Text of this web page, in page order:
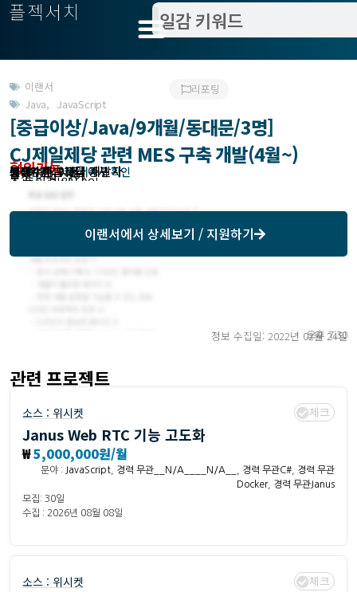
플젝서치
이랜서
Java, JavaScript
리포팅
[중급이상/Java/9개월/동대문/3명]
CJ제일제당 관련 MES 구축 개발(4월~)
협의가능
작업방식 : 이랜서에서 확인
모집기한 : 이랜서에서 확인
예상기간 : 9개월
고객위치 : 서울 | 중구
분야 : 개발
필요수준 : 고급 개발자
모집 인원 : 3인
총 투입 인원 : 0인
이랜서에서 상세보기 / 지원하기
정보 수집일: 2022년 02월 24일
오후 7:30
관련 프로젝트
소스 : 위시켓 체크
Janus Web RTC 기능 고도화
₩5,000,000원/월
분야 : JavaScript 경력 무관__N/A____N/A__ 경력 무관C#
경력 무관
Docker, 경력 무관Janus
모집: 30일
수집 : 2026년 08월 08일
소스 : 위시켓 체크